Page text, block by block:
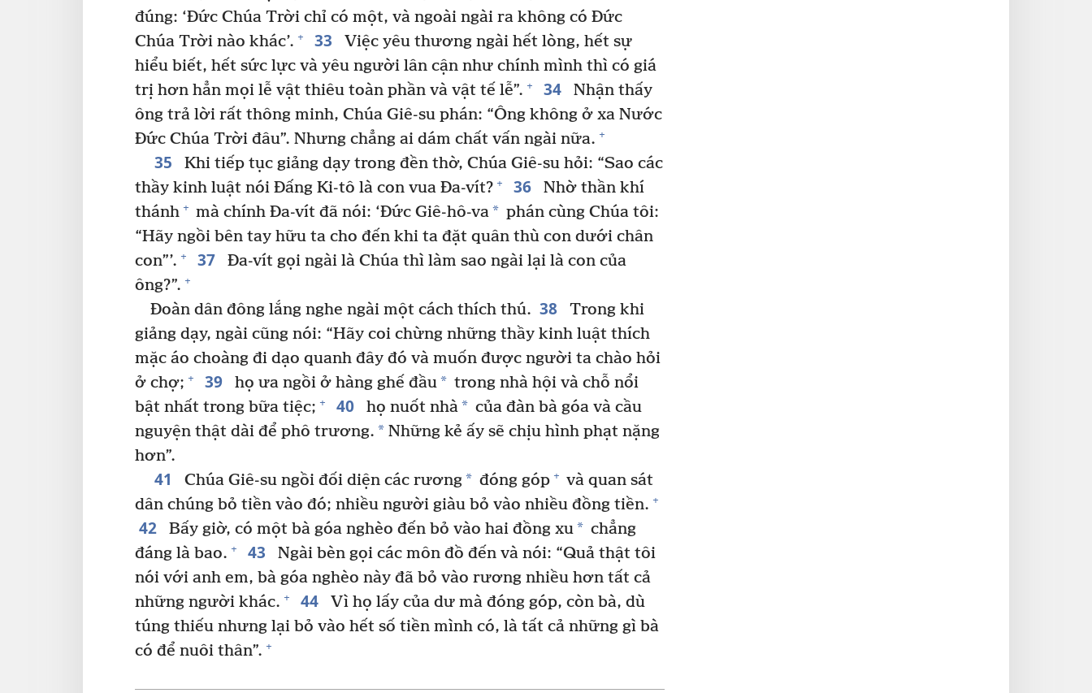
đúng: ‘Đức Chúa Trời chỉ có một, và ngoài ngài ra không có Đức
Chúa Trời nào khác’. + 33
Việc yêu thương ngài hết lòng, hết sự
hiểu biết, hết sức lực và yêu người lân cận như chính mình thì có giá
trị hơn hẳn mọi lễ vật thiêu toàn phần và vật tế lễ”. + 34
Nhận thấy
ông trả lời rất thông minh, Chúa Giê-su phán: “Ông không ở xa Nước
Đức Chúa Trời đâu”. Nhưng chẳng ai dám chất vấn ngài nữa. +
35
Khi tiếp tục giảng dạy trong đền thờ, Chúa Giê-su hỏi: “Sao các
thầy kinh luật nói Đấng Ki-tô là con vua Đa-vít? + 36
Nhờ thần khí
thánh + mà chính Đa-vít đã nói: ‘Đức Giê-hô-va* phán cùng Chúa tôi:
“Hãy ngồi bên tay hữu ta cho đến khi ta đặt quân thù con dưới chân
con”’. + 37
Đa-vít gọi ngài là Chúa thì làm sao ngài lại là con của
ông?”. +
Đoàn dân đông lắng nghe ngài một cách thích thú. 38
Trong khi
giảng dạy, ngài cũng nói: “Hãy coi chừng những thầy kinh luật thích
mặc áo choàng đi dạo quanh đây đó và muốn được người ta chào hỏi
ở chợ; + 39 họ ưa ngồi ở hàng ghế đầu* trong nhà hội và chỗ nổi
bật nhất trong bữa tiệc; + 40 họ nuốt nhà* của đàn bà góa và cầu
nguyện thật dài để phô trương. * Những kẻ ấy sẽ chịu hình phạt nặng
hơn”.
41 Chúa Giê-su ngồi đối diện các rương* đóng góp + và quan sát
dân chúng bỏ tiền vào đó; nhiều người giàu bỏ vào nhiều đồng tiền. +
42 Bấy giờ, có một bà góa nghèo đến bỏ vào hai đồng xu* chẳng
đáng là bao. + 43
Ngài bèn gọi các môn đồ đến và nói: “Quả thật tôi
nói với anh em, bà góa nghèo này đã bỏ vào rương nhiều hơn tất cả
những người khác. + 44
Vì họ lấy của dư mà đóng góp, còn bà, dù
túng thiếu nhưng lại bỏ vào hết số tiền mình có, là tất cả những gì bà
có để nuôi thân”. +